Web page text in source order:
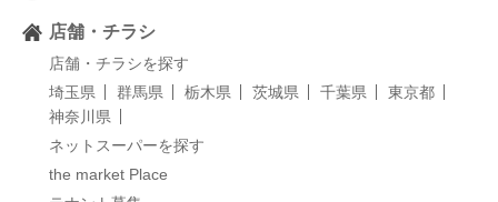
店舗・チラシ
店舗・チラシを探す
埼玉県
群馬県 栃木県 茨城県 千葉県
東京都
神奈川県
ネットスーパーを探す
the market Place